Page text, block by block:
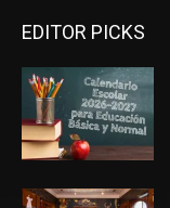
EDITOR PICKS